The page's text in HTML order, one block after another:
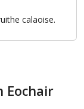
calaoise.
Eochair